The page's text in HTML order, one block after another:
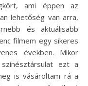
ami éppen az
lehetőség van arra,
és aktuálisabb
filmem egy sikeres
években. Mikor
ezt a
is vásároltam rá a